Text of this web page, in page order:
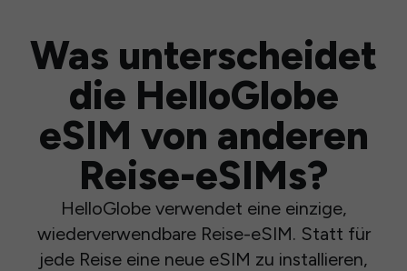
Was unterscheidet
die HelloGlobe
eSIM von anderen
Reise-eSIMs?
HelloGlobe verwendet eine einzige,
wiederverwendbare Reise-eSIM. Statt für
jede Reise eine neue eSIM zu installieren,